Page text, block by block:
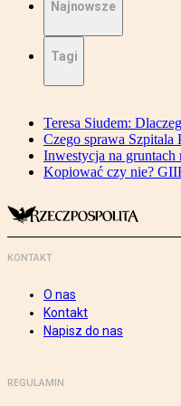
Najnowsze
Tagi
Teresa Siudem:
Czego sprawa Szpitala
Inwestycja na
Kopiować czy nie?
KONTAKT
O nas
Kontakt
Napisz do nas
REGULAMIN